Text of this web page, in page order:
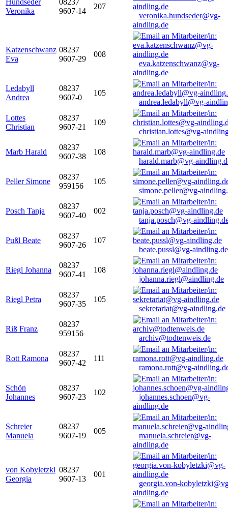
Hundseder
Veronika
08237
9607-14
207
veronika.hundseder@vg-
aindling.de
Katzenschwanz
Eva
08237
9607-29
008
eva.katzenschwanz@vg-
aindling.de
Ledabyll
Andrea
08237
9607-0
105
andrea.ledabyll@vg-
Lottes
Christian
08237
9607-21
109
christian.lottes@vg-
Marb Harald
08237
9607-38
108
harald.marb@vg-
Peller Simone
08237
959156
105
simone.peller@vg-
Posch Tanja
08237
9607-40
002
tanja.posch@vg-
Pußl Beate
08237
9607-26
107
beate.pussl@vg-aindling.de
Riegl Johanna
08237
9607-41
108
johanna.riegl@aindling.de
Riegl Petra
08237
9607-35
105
sekretariat@vg-aindling.de
Riß Franz
08237
959156
archiv@todtenweis.de
Rott Ramona
08237
9607-42
111
ramona.rott@vg-
Schön
Johannes
08237
9607-23
102
johannes.schoen@vg-
aindling.de
Schreier
Manuela
08237
9607-19
005
manuela.schreier@vg-
aindling.de
von Kobyletzki
Georgia
08237
9607-13
001
georgia.von-
aindling.de